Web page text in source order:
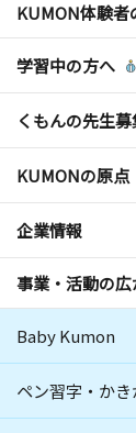
KUMON体験者
学習中の方へ
くもんの先生募
KUMONの原点
企業情報
事業・活動の広
Baby Kumon
ペン習字・か